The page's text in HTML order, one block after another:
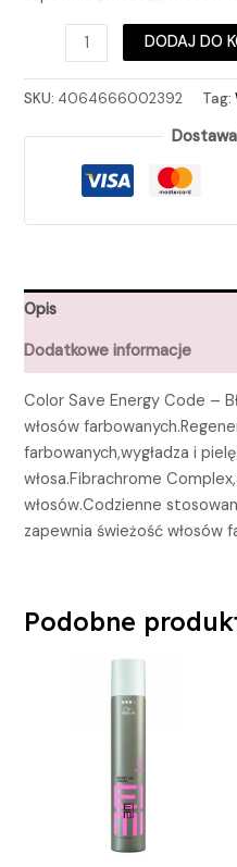
DODAJ DO
SKU: 4064666002392 Tag:
Opis
Dodatkowe informacje
Color Save Energy Code –
włosów
farbowanych,wygładza i
włosa.Fibrachrome
włosów.Codzienne
zapewnia świeżość włosów
Podobne